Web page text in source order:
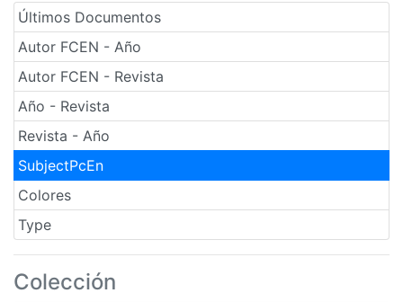
Últimos Documentos
Autor FCEN - Año
Autor FCEN - Revista
Año - Revista
Revista - Año
SubjectPcEn
Colores
Type
Colección